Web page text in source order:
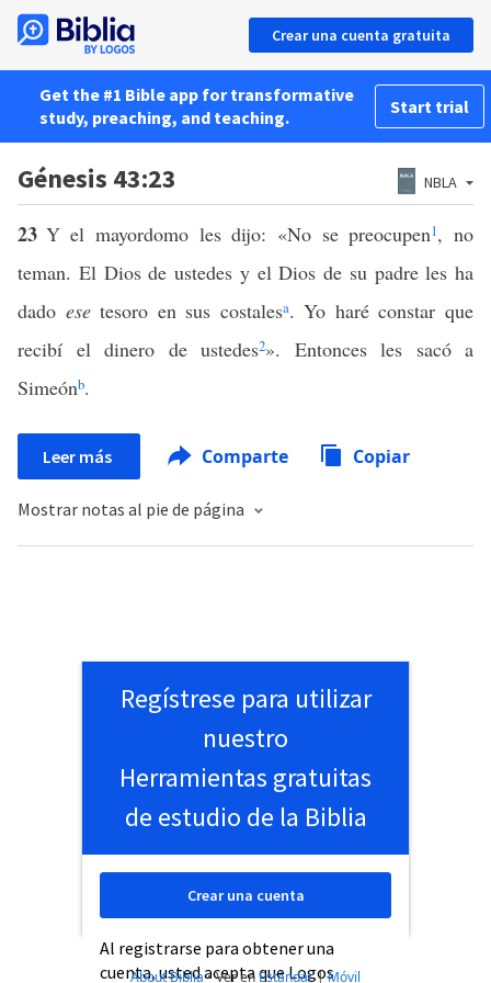
Crear una cuenta gratuita
Get the #1 Bible app for transformative
study, preaching, and teaching.
Start trial
Génesis 43:23 NBLA
23 Y el mayordomo les dijo: «No se preocupen1, no
teman. El Dios de ustedes y el Dios de su padre les ha
dado esetesoro en sus costalesa. Yo haré constar que
recibí el dinero de ustedes2». Entonces les sacó a
Simeónb.
Leer más Comparte Copiar
Mostrar notas al pie de página
Regístrese para utilizar
nuestro
Herramientas gratuitas
de estudio de la Biblia
Al registrarse para obtener una
cuenta, usted acepta que Logos
Crear una cuenta
About Biblia • Ver enEstándar|Móvil